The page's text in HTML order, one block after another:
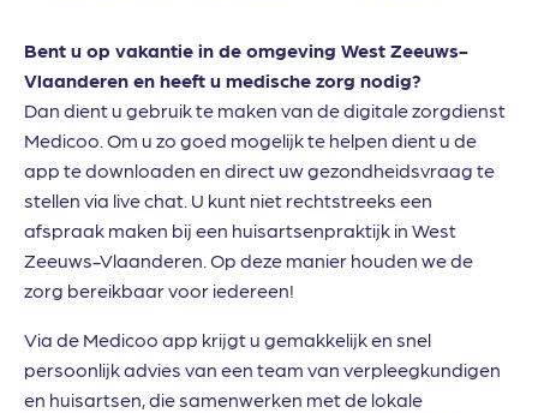
Bent u op vakantie in de omgeving West Zeeuws-
Vlaanderen en heeft u medische zorg nodig?
Dan dient u gebruik te maken van de digitale zorgdienst
Medicoo. Om u zo goed mogelijk te helpen dient u de
app te downloaden en direct uw gezondheidsvraag te
stellen via live chat. U kunt niet rechtstreeks een
afspraak maken bij een huisartsenpraktijk in West
Zeeuws-Vlaanderen. Op deze manier houden we de
zorg bereikbaar voor iedereen!
Via de Medicoo app krijgt u gemakkelijk en snel
persoonlijk advies van een team van verpleegkundigen
en huisartsen, die samenwerken met de lokale